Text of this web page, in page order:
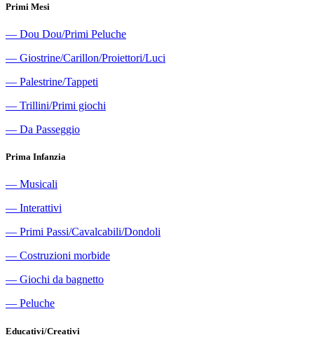
Primi Mesi
― Dou Dou/Primi Peluche
― Giostrine/Carillon/Proiettori/Luci
― Palestrine/Tappeti
― Trillini/Primi giochi
― Da Passeggio
Prima Infanzia
― Musicali
― Interattivi
― Primi Passi/Cavalcabili/Dondoli
― Costruzioni morbide
― Giochi da bagnetto
― Peluche
Educativi/Creativi